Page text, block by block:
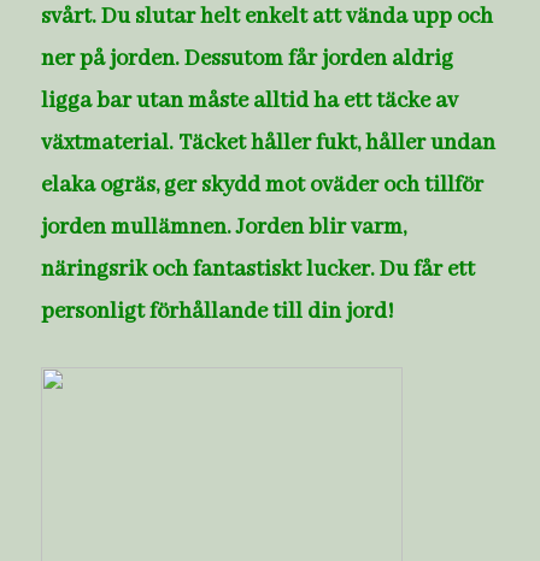
svårt. Du slutar helt enkelt att vända upp och
ner på jorden. Dessutom får jorden aldrig
ligga bar utan måste alltid ha ett täcke av
växtmaterial. Täcket håller fukt, håller undan
elaka ogräs, ger skydd mot oväder och tillför
jorden mullämnen. Jorden blir varm,
näringsrik och fantastiskt lucker. Du får ett
personligt förhållande till din jord!